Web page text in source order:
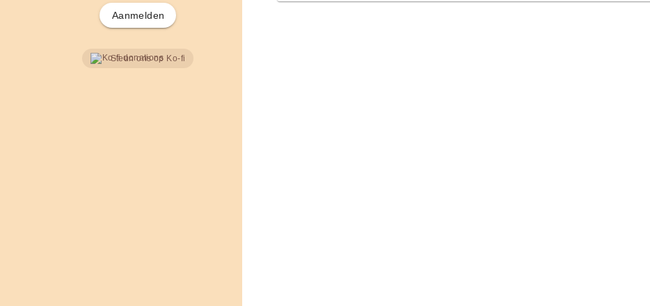
Aanmelden
Steun ons op Ko-fi